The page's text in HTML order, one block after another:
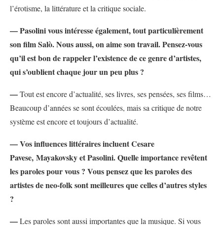
l’érotisme, la littérature et la critique sociale.
— Pasolini vous intéresse également, tout particulièrement
son film Salò. Nous aussi, on aime son travail. Pensez-vous
qu’il est bon de rappeler l’existence de ce genre d’artistes,
qui s’oublient chaque jour un peu plus ?
—Tout est encore d’actualité, ses livres, ses pensées, ses films…
Beaucoup d’années se sont écoulées, mais sa critique de notre
système est encore et toujours d’actualité.
— Vos influences littéraires incluent Cesare
Pavese, Mayakovsky et Pasolini. Quelle importance revêtent
les paroles pour vous ? Vous pensez que les paroles des
artistes de neo-folk sont meilleures que celles d’autres styles
?
—Les paroles sont aussi importantes que la musique. Si vous